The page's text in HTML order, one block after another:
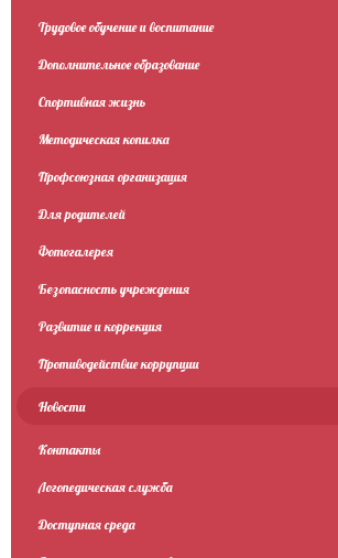
Трудовое обучение и воспитание
Дополнительное образование
Спортивная жизнь
Методическая копилка
Профсоюзная организация
Для родителей
Фотогалерея
Безопасность учреждения
Развитие и коррекция
Противодействие коррупции
Новости
Контакты
Логопедическая служба
Доступная среда